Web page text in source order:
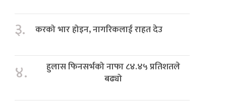
३. करको भार होइन, नागरिकलाई राहत देउ
४.
हुलास फिनसर्भको नाफा ८४.४५ प्रतिशतले
बढ्यो